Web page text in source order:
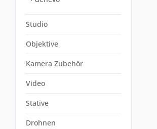
Studio
Objektive
Kamera Zubehör
Video
Stative
Drohnen